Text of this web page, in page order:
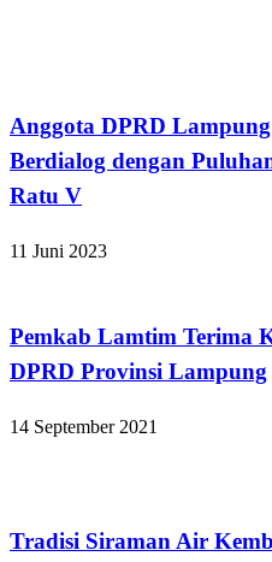
Anggota DPRD
Berdialog dengan
Ratu V
11 Juni 2023
Pemkab Lamtim Terima
DPRD Provinsi Lampung
14 September 2021
Tradisi Siraman Air